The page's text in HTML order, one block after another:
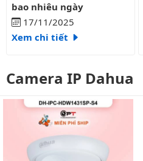
bao nhiêu ngày
17/11/2025
Xem chi tiết
Camera IP Dahua